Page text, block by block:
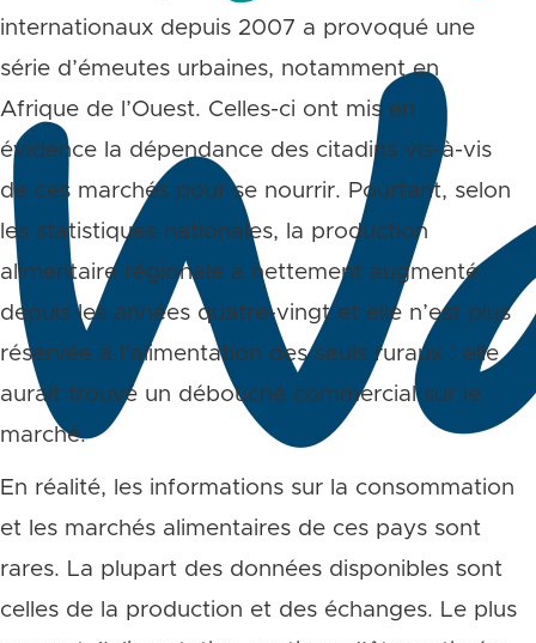
internationaux depuis 2007 a provoqué une
série d’émeutes urbaines, notamment en
Afrique de l’Ouest. Celles-ci ont mis en
évidence la dépendance des citadins vis-à-vis
de ces marchés pour se nourrir. Pourtant, selon
les statistiques nationales, la production
alimentaire régionale a nettement augmenté
depuis les années quatre-vingt et elle n’est plus
réservée à l’alimentation des seuls ruraux : elle
aurait trouvé un débouché commercial sur le
marché.
En réalité, les informations sur la consommation
et les marchés alimentaires de ces pays sont
rares. La plupart des données disponibles sont
celles de la production et des échanges. Le plus